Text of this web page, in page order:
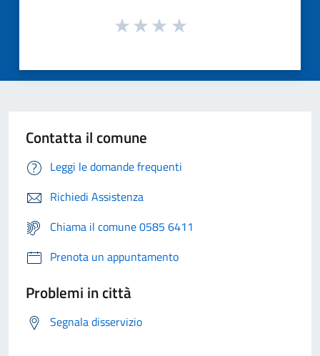
Contatta il comune
Leggi le domande frequenti
Richiedi Assistenza
Chiama il comune 0585 6411
Prenota un appuntamento
Problemi in città
Segnala disservizio